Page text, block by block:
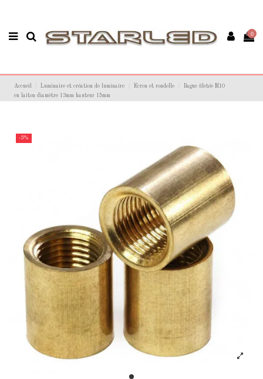
0
Accueil Luminaire et création de luminaire Ecrou et rondelle
Bague filetée M10
en laiton diamètre 13mm hauteur 15mm
-3%